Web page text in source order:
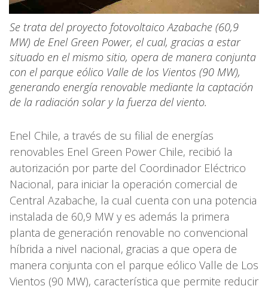
Se trata del proyecto fotovoltaico Azabache (60,9
MW) de Enel Green Power, el cual, gracias a estar
situado en el mismo sitio, opera de manera conjunta
con el parque eólico Valle de los Vientos (90 MW),
generando energía renovable mediante la captación
de la radiación solar y la fuerza del viento.
Enel Chile, a través de su filial de energías
renovables Enel Green Power Chile, recibió la
autorización por parte del Coordinador Eléctrico
Nacional, para iniciar la operación comercial de
Central Azabache, la cual cuenta con una potencia
instalada de 60,9 MW y es además la primera
planta de generación renovable no convencional
híbrida a nivel nacional, gracias a que opera de
manera conjunta con el parque eólico Valle de Los
Vientos (90 MW), característica que permite reducir